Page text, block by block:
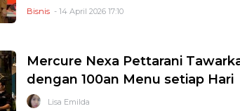
Bisnis - 14 April 2026 17:10
Mercure Nexa Pettarani
dengan 100an Menu setiap Hari
Lisa Emilda